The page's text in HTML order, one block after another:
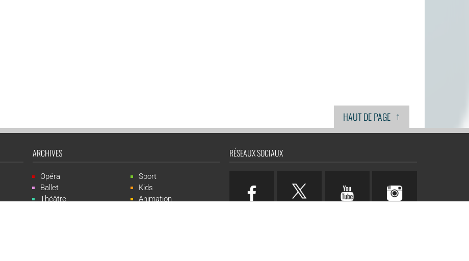
HAUT DE PAGE ↑
ARCHIVES
Opéra
Ballet
Théâtre
Sport
Kids
Animation
RÉSEAUX SOCIAUX